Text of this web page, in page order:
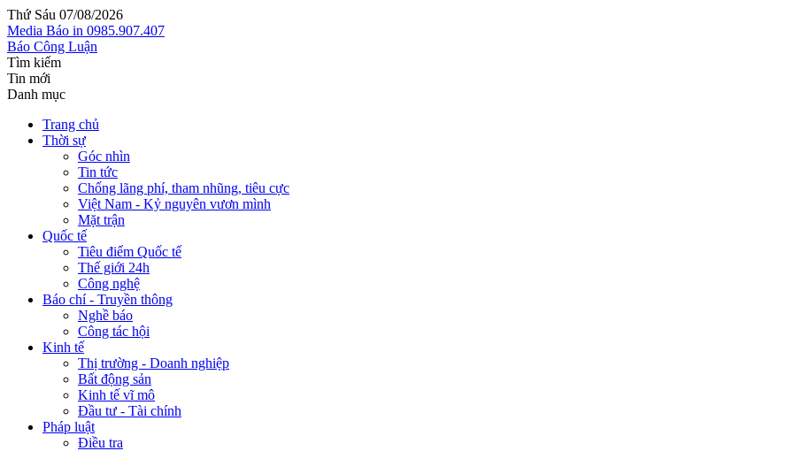
Thứ Sáu 07/08/2026
Media Báo in 0985.907.407
Báo Công Luận
Tìm kiếm
Tin mới
Danh mục
Trang chủ
Thời sự
Góc nhìn
Tin tức
Chống lãng phí, tham nhũng, tiêu cực
Việt Nam - Kỷ nguyên vươn mình
Mặt trận
Quốc tế
Tiêu điểm Quốc tế
Thế giới 24h
Công nghệ
Báo chí - Truyền thông
Nghề báo
Công tác hội
Kinh tế
Thị trường - Doanh nghiệp
Bất động sản
Kinh tế vĩ mô
Đầu tư - Tài chính
Pháp luật
Điều tra